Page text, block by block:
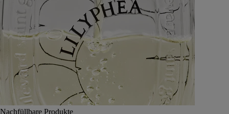
Nachfüllbare Produkte